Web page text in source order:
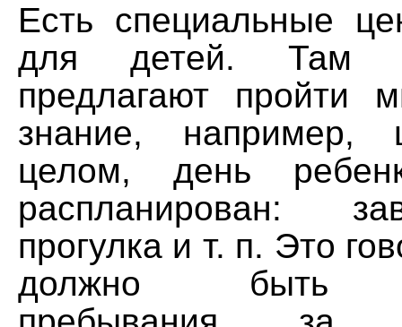
Есть специальные
для детей. Там
предлагают пройти
знание,
целом, день
распланирован:
прогулка и т. п. Это
должно быть